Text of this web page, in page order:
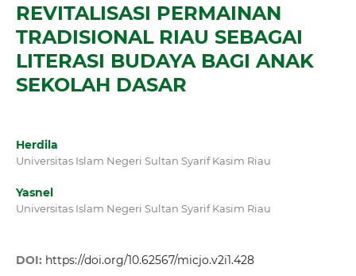
REVITALISASI PERMAINAN
TRADISIONAL RIAU SEBAGAI
LITERASI BUDAYA BAGI ANAK
SEKOLAH DASAR
Herdila
Universitas Islam Negeri Sultan Syarif Kasim Riau
Yasnel
Universitas Islam Negeri Sultan Syarif Kasim Riau
DOI: https://doi.org/10.62567/micjo.v2i1.428